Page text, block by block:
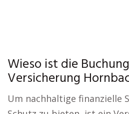
Wieso ist die
Versicherung
Um nachhaltige finanzielle